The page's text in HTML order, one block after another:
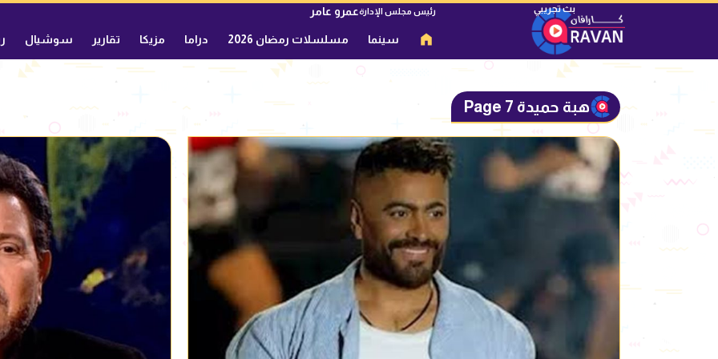
رئيس مجلس الإدارةعمرو عامر
سينما مسلسلات رمضان 2026 دراما مزيكا تقارير سوشيال
هبة حميدة Page 7